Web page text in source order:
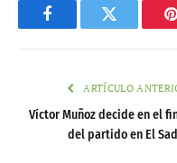
FacebookTwitter
ARTÍCULO
Víctor Muñoz decide en el
del partido en El